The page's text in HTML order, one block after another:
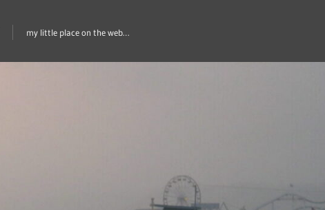
my little place on the web…